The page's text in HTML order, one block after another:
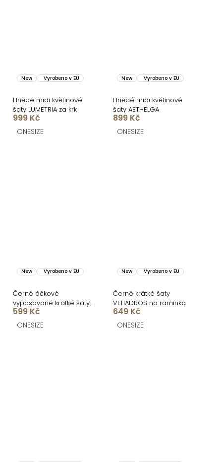
New Vyrobeno v EU
Hnědé midi květinové
šaty LUMETRIA za krk
999 Kč
ONESIZE
New Vyrobeno v EU
Hnědé midi květinové
šaty AETHELGA
899 Kč
ONESIZE
New Vyrobeno v EU
Černé áčkové
vypasované krátké šaty
UTARALY
599 Kč
ONESIZE
New Vyrobeno v EU
Černé krátké šaty
VELIADROS na ramínka
649 Kč
ONESIZE